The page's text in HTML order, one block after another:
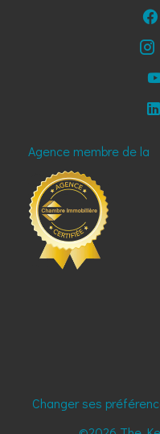
Agence membre de la
Changer ses